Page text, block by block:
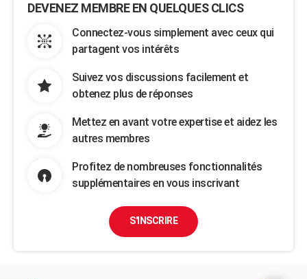
DEVENEZ MEMBRE EN QUELQUES CLICS
Connectez-vous simplement avec ceux qui
partagent vos intérêts
Suivez vos discussions facilement et
obtenez plus de réponses
Mettez en avant votre expertise et aidez les
autres membres
Profitez de nombreuses fonctionnalités
supplémentaires en vous inscrivant
S'INSCRIRE